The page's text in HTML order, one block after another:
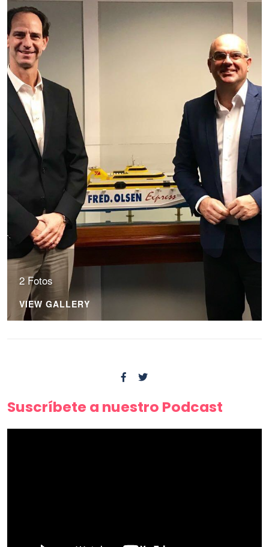
2 Fotos
VIEW GALLERY
Suscríbete a nuestro Podcast